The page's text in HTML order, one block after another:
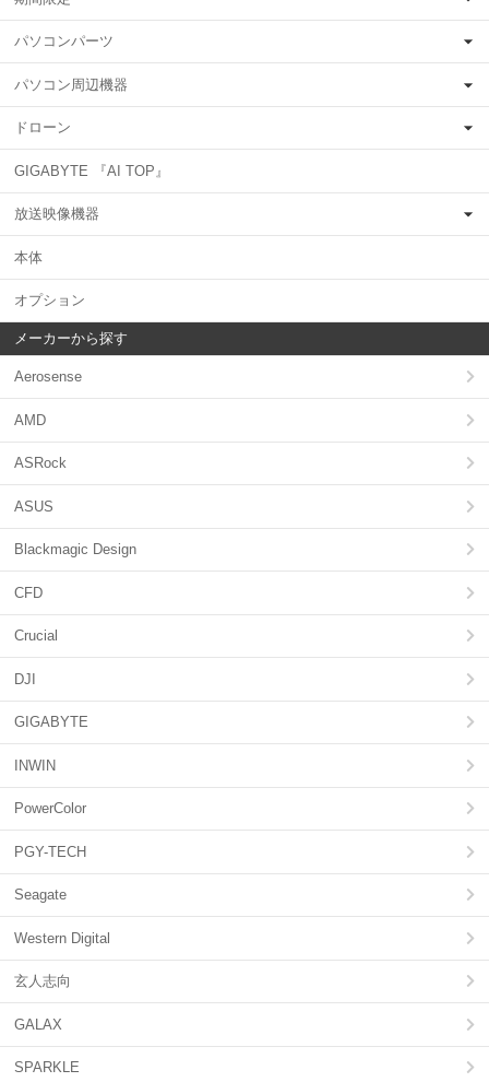
パソコンパーツ
パソコン周辺機器
ドローン
GIGABYTE 『AI TOP』
放送映像機器
本体
オプション
メーカーから探す
Aerosense
AMD
ASRock
ASUS
Blackmagic Design
CFD
Crucial
DJI
GIGABYTE
INWIN
PowerColor
PGY-TECH
Seagate
Western Digital
玄人志向
GALAX
SPARKLE